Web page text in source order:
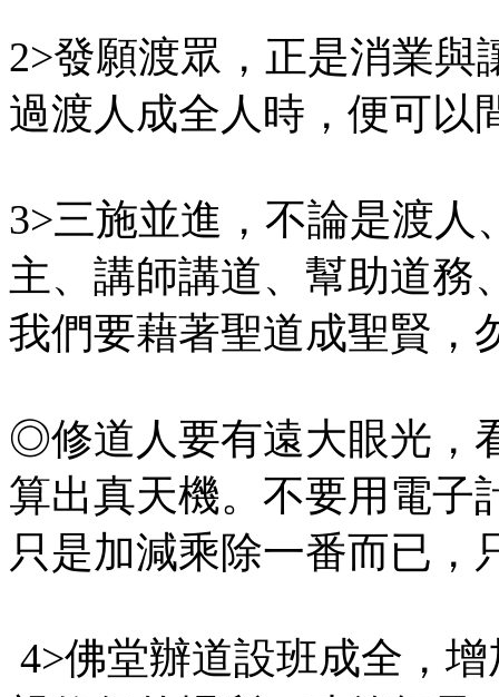
2>發願渡眾，正是消業
過渡人成全人時，便可以
3>三施並進，不論是渡
主、講師講道、幫助道務
我們要藉著聖道成聖賢，
◎修道人要有遠大眼光，
算出真天機。不要用電子
只是加減乘除一番而已，
4>佛堂辦道設班成全，